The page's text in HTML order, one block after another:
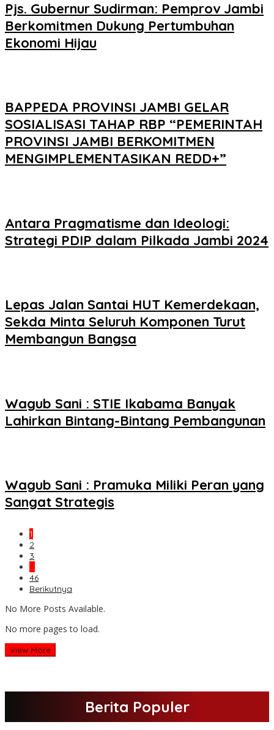
Pjs. Gubernur Sudirman: Pemprov Jambi
Berkomitmen Dukung Pertumbuhan
Ekonomi Hijau
BAPPEDA PROVINSI JAMBI GELAR
SOSIALISASI TAHAP RBP “PEMERINTAH
PROVINSI JAMBI BERKOMITMEN
MENGIMPLEMENTASIKAN REDD+”
Antara Pragmatisme dan Ideologi:
Strategi PDIP dalam Pilkada Jambi 2024
Lepas Jalan Santai HUT Kemerdekaan,
Sekda Minta Seluruh Komponen Turut
Membangun Bangsa
Wagub Sani : STIE Ikabama Banyak
Lahirkan Bintang-Bintang Pembangunan
Wagub Sani : Pramuka Miliki Peran yang
Sangat Strategis
1
2
3
…
46
Berikutnya
No More Posts Available.
No more pages to load.
View More
Berita Populer